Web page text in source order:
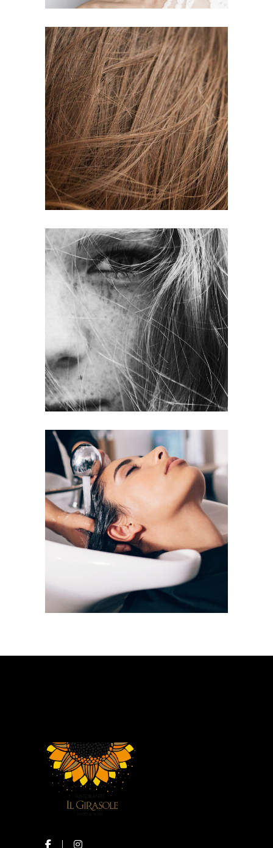
TAIL
HAIR PRODUCTS
LAYERS
COLORING
VOLUME
COLORING